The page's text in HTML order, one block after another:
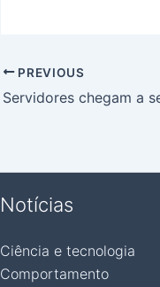
PREVIOUS
Notícias
Ciência e tecnologia
Comportamento